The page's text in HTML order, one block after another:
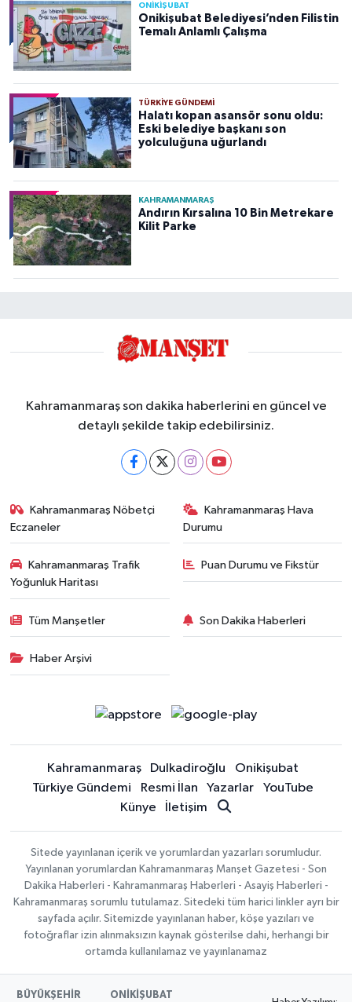
ONİKİŞUBAT
Onikişubat Belediyesi’nden Filistin
Temalı Anlamlı Çalışma
TÜRKIYE GÜNDEMI
Halatı kopan asansör sonu oldu:
Eski belediye başkanı son
yolculuğuna uğurlandı
KAHRAMANMARAŞ
Andırın Kırsalına 10 Bin Metrekare
Kilit Parke
Kahramanmaraş son dakika haberlerini en güncel ve
detaylı şekilde takip edebilirsiniz.
Kahramanmaraş Nöbetçi
Eczaneler
Kahramanmaraş Hava
Durumu
Kahramanmaraş Trafik
Yoğunluk Haritası
Puan Durumu ve Fikstür
Tüm Manşetler Son Dakika Haberleri
Haber Arşivi
Kahramanmaraş Dulkadiroğlu
Onikişubat
Türkiye Gündemi
Resmi İlan Yazarlar
YouTube
Künye
İletişim
Sitede yayınlanan içerik ve yorumlardan yazarları sorumludur.
Yayınlanan yorumlardan Kahramanmaraş Manşet Gazetesi - Son
Dakika Haberleri - Kahramanmaraş Haberleri - Asayiş Haberleri -
Kahramanmaraş sorumlu tutulamaz. Sitedeki tüm harici linkler ayrı bir
sayfada açılır. Sitemizde yayınlanan haber, köşe yazıları ve
fotoğraflar izin alınmaksızın kaynak gösterilse dahi, herhangi bir
ortamda kullanılamaz ve yayınlanamaz
BÜYÜKŞEHİR ONİKİŞUBAT